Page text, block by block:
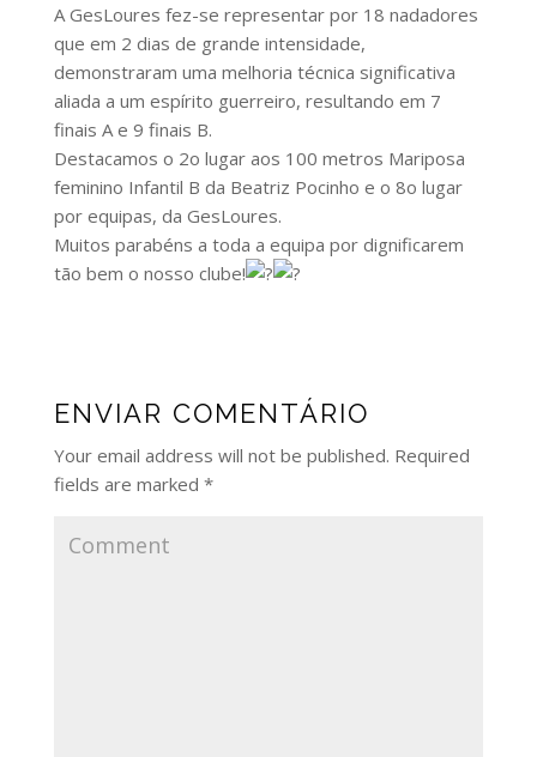
A GesLoures fez-se representar por 18 nadadores
que em 2 dias de grande intensidade,
demonstraram uma melhoria técnica significativa
aliada a um espírito guerreiro, resultando em 7
finais A e 9 finais B.
Destacamos o 2o lugar aos 100 metros Mariposa
feminino Infantil B da Beatriz Pocinho e o 8o lugar
por equipas, da GesLoures.
Muitos parabéns a toda a equipa por dignificarem
tão bem o nosso clube!
ENVIAR COMENTÁRIO
Your email address will not be published. Required
fields are marked *